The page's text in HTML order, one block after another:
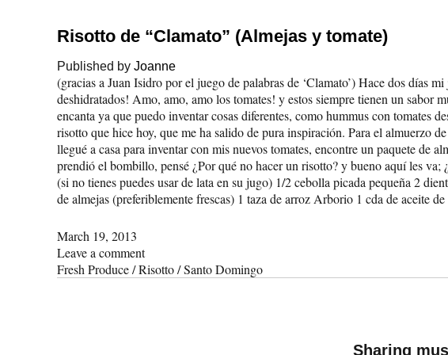
Risotto de “Clamato” (Almejas y tomate)
Published by Joanne
(gracias a Juan Isidro por el juego de palabras de ‘Clamato’) Hace dos días
deshidratados! Amo, amo, amo los tomates! y estos siempre tienen un sabor
encanta ya que puedo inventar cosas diferentes, como hummus con tomates
risotto que hice hoy, que me ha salido de pura inspiración. Para el almuerzo
llegué a casa para inventar con mis nuevos tomates, encontre un paquete de
prendió el bombillo, pensé ¿Por qué no hacer un risotto? y bueno aquí les va;
(si no tienes puedes usar de lata en su jugo) 1/2 cebolla picada pequeña 2
de almejas (preferiblemente frescas) 1 taza de arroz Arborio 1 cda de aceite
March 19, 2013
Leave a comment
Fresh Produce/Risotto/Santo Domingo
Sharing